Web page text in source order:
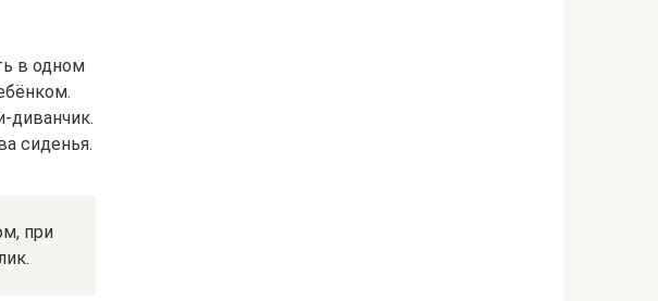
в одном
диванчик.
сиденья.
при